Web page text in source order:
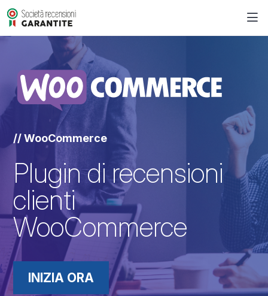
// WooCommerce
Plugin di recensioni
clienti
WooCommerce
INIZIA ORA